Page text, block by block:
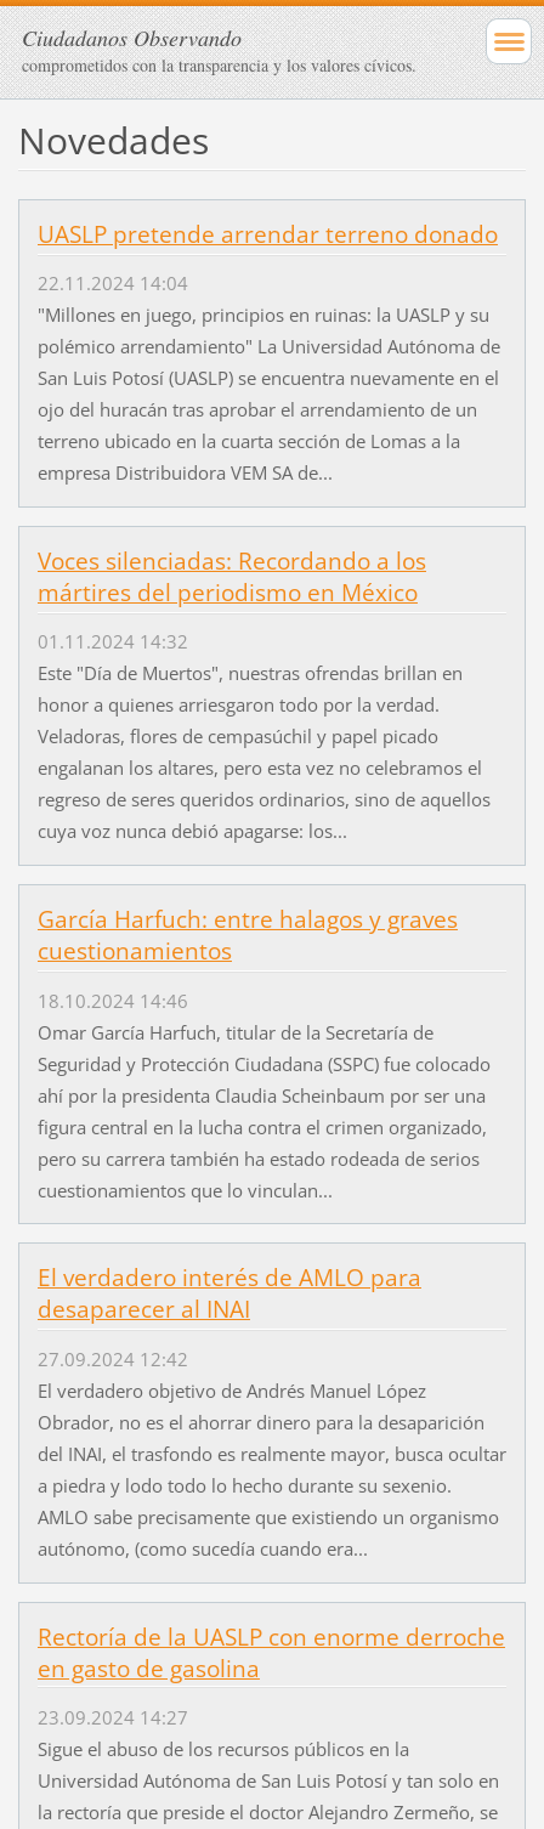
Ciudadanos Observando
comprometidos con la transparencia y los valores cívicos.
Novedades
UASLP pretende arrendar terreno donado
22.11.2024 14:04
"Millones en juego, principios en ruinas: la UASLP y su
polémico arrendamiento" La Universidad Autónoma de
San Luis Potosí (UASLP) se encuentra nuevamente en el
ojo del huracán tras aprobar el arrendamiento de un
terreno ubicado en la cuarta sección de Lomas a la
empresa Distribuidora VEM SA de...
Voces silenciadas: Recordando a los
mártires del periodismo en México
01.11.2024 14:32
Este "Día de Muertos", nuestras ofrendas brillan en
honor a quienes arriesgaron todo por la verdad.
Veladoras, flores de cempasúchil y papel picado
engalanan los altares, pero esta vez no celebramos el
regreso de seres queridos ordinarios, sino de aquellos
cuya voz nunca debió apagarse: los...
García Harfuch: entre halagos y graves
cuestionamientos
18.10.2024 14:46
Omar García Harfuch, titular de la Secretaría de
Seguridad y Protección Ciudadana (SSPC) fue colocado
ahí por la presidenta Claudia Scheinbaum por ser una
figura central en la lucha contra el crimen organizado,
pero su carrera también ha estado rodeada de serios
cuestionamientos que lo vinculan...
El verdadero interés de AMLO para
desaparecer al INAI
27.09.2024 12:42
El verdadero objetivo de Andrés Manuel López
Obrador, no es el ahorrar dinero para la desaparición
del INAI, el trasfondo es realmente mayor, busca ocultar
a piedra y lodo todo lo hecho durante su sexenio.
AMLO sabe precisamente que existiendo un organismo
autónomo, (como sucedía cuando era...
Rectoría de la UASLP con enorme derroche
en gasto de gasolina
23.09.2024 14:27
Sigue el abuso de los recursos públicos en la
Universidad Autónoma de San Luis Potosí y tan solo en
la rectoría que preside el doctor Alejandro Zermeño, se